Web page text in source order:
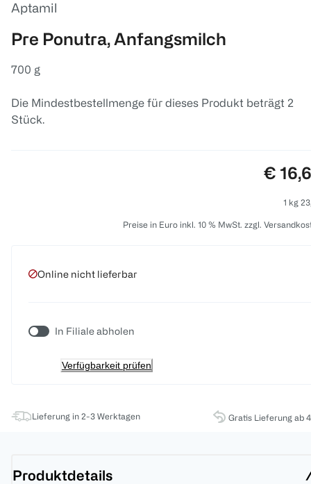
Aptamil
Pre Ponutra, Anfangsmilch
700 g
Die Mindestbestellmenge für dieses Produkt beträgt 2
Stück.
Preis:
€
1 kg
Preise in Euro inkl. 10 % MwSt. zzgl.
Online nicht lieferbar
In Filiale abholen
Verfügbarkeit prüfen
Lieferung in 2-3 Werktagen Gratis Lieferung ab
Produktdetails